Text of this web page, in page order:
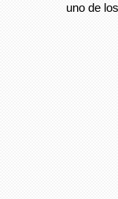
uno de